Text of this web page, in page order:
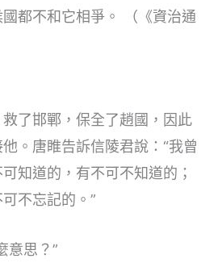
都不和它相爭。 （《資治通
了邯鄲，保全了趙國，因此
。唐睢告訴信陵君說：“我曾
知道的，有不可不知道的；
不忘記的。”
意思？”